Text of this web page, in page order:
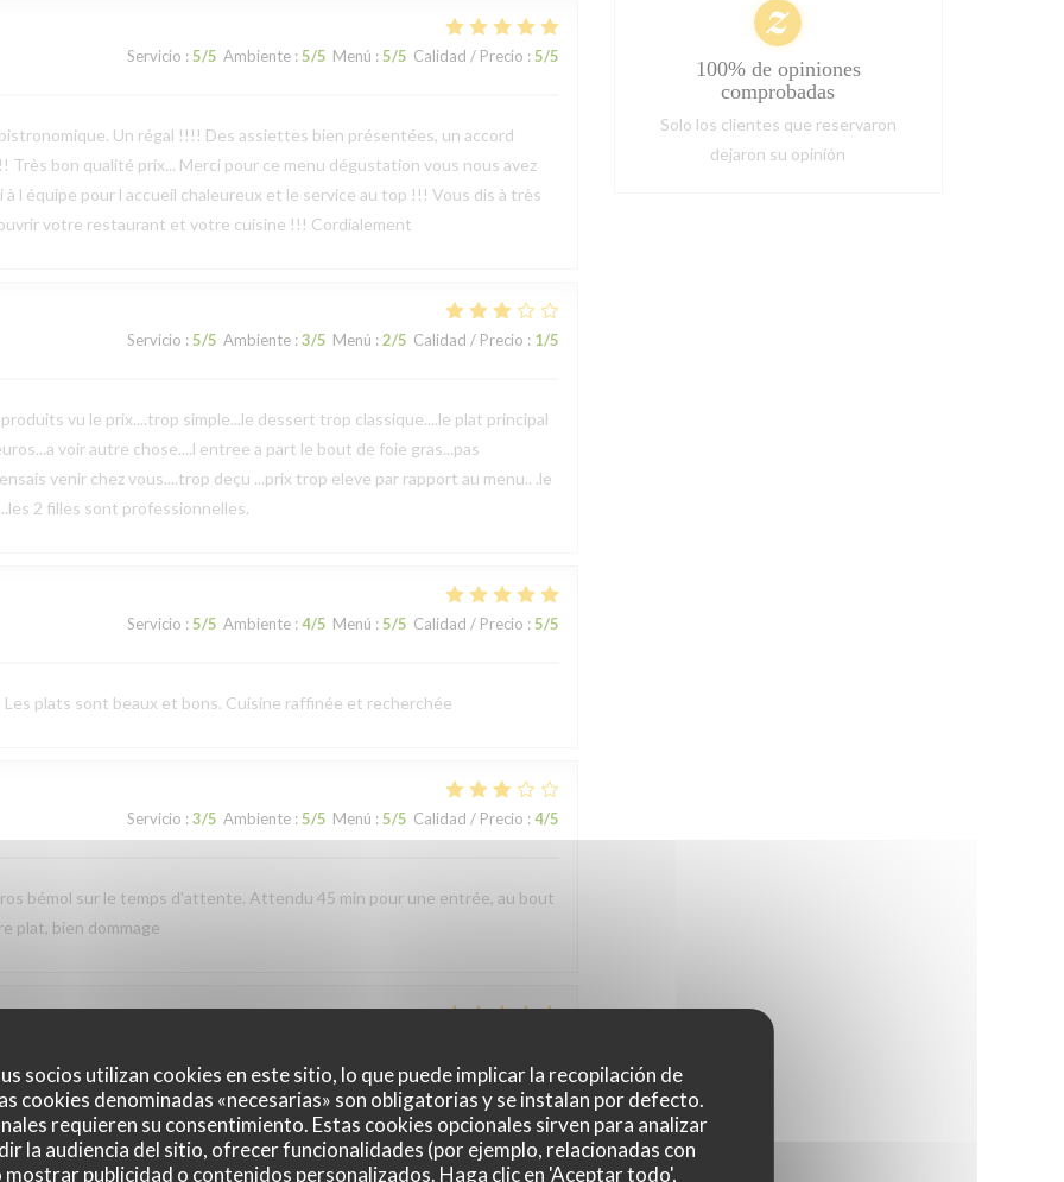
socios utilizan cookies en este sitio, lo que puede implicar la recopilación de
cookies denominadas «necesarias» son obligatorias y se instalan por defecto.
requieren su consentimiento. Estas cookies opcionales sirven para analizar
la audiencia del sitio, ofrecer funcionalidades (por ejemplo, relacionadas con
mostrar publicidad o contenidos personalizados. Haga clic en 'Aceptar todo',
Servicio : 5/5 Ambiente: 5/5 Menú : 5/5 Calidad / Precio : 5/5
Un régal !!!! Des assiettes bien présentées, un accord
bon qualité prix... Merci pour ce menu dégustation vous nous avez
l équipe pour l accueil chaleureux et le service au top !!! Vous dis à très
votre restaurant et votre cuisine !!! Cordialement
Servicio : 5/5 Ambiente: 3/5 Menú : 2/5 Calidad / Precio : 1/5
vu le prix....trop simple...le dessert trop classique....le plat principal
voir autre chose....l entree a part le bout de foie gras...pas
venir chez vous....trop deçu ...prix trop eleve par rapport au menu.. .le
2 filles sont professionnelles.
Servicio : 5/5 Ambiente: 4/5 Menú : 5/5 Calidad / Precio : 5/5
plats sont beaux et bons. Cuisine raffinée et recherchée
Servicio : 3/5 Ambiente: 5/5 Menú : 5/5 Calidad / Precio : 4/5
bémol sur le temps d'attente. Attendu 45 min pour une entrée, au bout
plat, bien dommage
Servicio: 5/5 Ambiente : 5/5 Menú: 5/5 Calidad / Precio:5 /5
100% de opiniones
comprobadas
Solo los clientes que reservaron
dejaron su opinión